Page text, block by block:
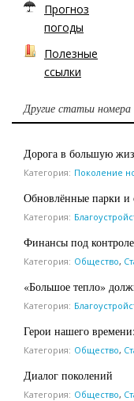
Прогноз
погоды
Полезные
ссылки
Другие статьи номера
Дорога в большую
Категория: Поколение
Обновлённые парки и
Категория:
Финансы под
Категория: Общество,
«Большое тепло»
Категория:
Герои нашего
Категория: Общество,
Диалог поколений
Категория: Общество,